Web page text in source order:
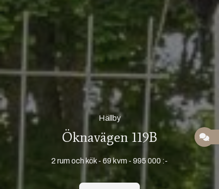
Hällby
Öknavägen 119B
2 rum och kök- 69 kvm - 995 000 :-